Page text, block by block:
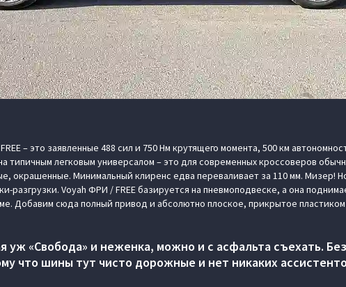
– это заявленные 488 сил и 750 Нм крутящего момента, 500 км
типичным легковым универсалом – это для современных кроссоверов
окрашенные. Минимальный клиренс едва переваливает за 110 мм. Мизер!
разгрузки. Voyah ФРИ / FREE базируется на пневмоподвеске, а она
Добавим сюда полный привод и абсолютно плоское, прикрытое
уж «Свобода» и неженка, можно и с асфальта съехать.
что шины тут чисто дорожные и нет никаких